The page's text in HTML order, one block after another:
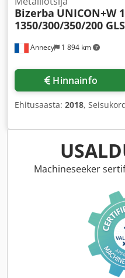
Annecy 1 894 km
Bizerba UNICON+W 1
1350/300/350/200
Hinnainfo
Ehitusaasta: 2018,
Machineseeker